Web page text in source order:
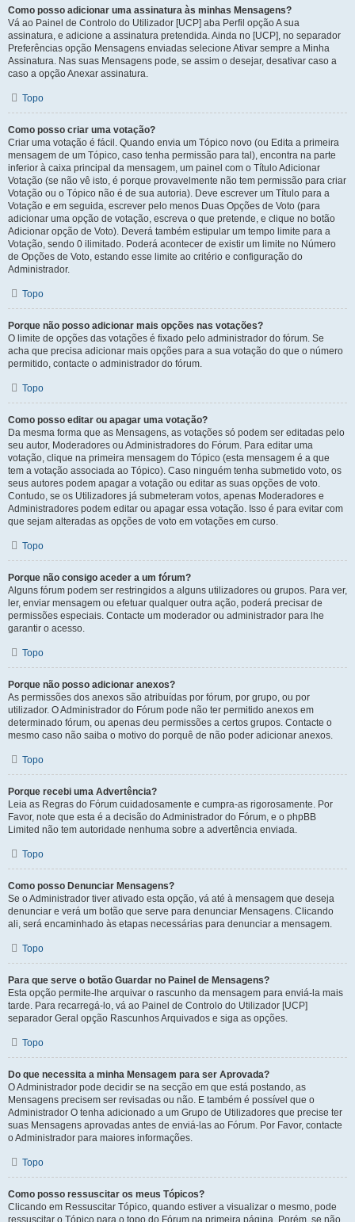
Como posso adicionar uma assinatura às minhas Mensagens?
Vá ao Painel de Controlo do Utilizador [UCP] aba Perfil opção A sua
assinatura, e adicione a assinatura pretendida. Ainda no [UCP], no separador
Preferências opção Mensagens enviadas selecione Ativar sempre a Minha
Assinatura. Nas suas Mensagens pode, se assim o desejar, desativar caso a
caso a opção Anexar assinatura.
Topo
Como posso criar uma votação?
Criar uma votação é fácil. Quando envia um Tópico novo (ou Edita a primeira
mensagem de um Tópico, caso tenha permissão para tal), encontra na parte
inferior à caixa principal da mensagem, um painel com o Título Adicionar
Votação (se não vê isto, é porque provavelmente não tem permissão para criar
Votação ou o Tópico não é de sua autoria). Deve escrever um Título para a
Votação e em seguida, escrever pelo menos Duas Opções de Voto (para
adicionar uma opção de votação, escreva o que pretende, e clique no botão
Adicionar opção de Voto). Deverá também estipular um tempo limite para a
Votação, sendo 0 ilimitado. Poderá acontecer de existir um limite no Número
de Opções de Voto, estando esse limite ao critério e configuração do
Administrador.
Topo
Porque não posso adicionar mais opções nas votações?
O limite de opções das votações é fixado pelo administrador do fórum. Se
acha que precisa adicionar mais opções para a sua votação do que o número
permitido, contacte o administrador do fórum.
Topo
Como posso editar ou apagar uma votação?
Da mesma forma que as Mensagens, as votações só podem ser editadas pelo
seu autor, Moderadores ou Administradores do Fórum. Para editar uma
votação, clique na primeira mensagem do Tópico (esta mensagem é a que
tem a votação associada ao Tópico). Caso ninguém tenha submetido voto, os
seus autores podem apagar a votação ou editar as suas opções de voto.
Contudo, se os Utilizadores já submeteram votos, apenas Moderadores e
Administradores podem editar ou apagar essa votação. Isso é para evitar com
que sejam alteradas as opções de voto em votações em curso.
Topo
Porque não consigo aceder a um fórum?
Alguns fórum podem ser restringidos a alguns utilizadores ou grupos. Para ver,
ler, enviar mensagem ou efetuar qualquer outra ação, poderá precisar de
permissões especiais. Contacte um moderador ou administrador para lhe
garantir o acesso.
Topo
Porque não posso adicionar anexos?
As permissões dos anexos são atribuídas por fórum, por grupo, ou por
utilizador. O Administrador do Fórum pode não ter permitido anexos em
determinado fórum, ou apenas deu permissões a certos grupos. Contacte o
mesmo caso não saiba o motivo do porquê de não poder adicionar anexos.
Topo
Porque recebi uma Advertência?
Leia as Regras do Fórum cuidadosamente e cumpra-as rigorosamente. Por
Favor, note que esta é a decisão do Administrador do Fórum, e o phpBB
Limited não tem autoridade nenhuma sobre a advertência enviada.
Topo
Como posso Denunciar Mensagens?
Se o Administrador tiver ativado esta opção, vá até à mensagem que deseja
denunciar e verá um botão que serve para denunciar Mensagens. Clicando
ali, será encaminhado às etapas necessárias para denunciar a mensagem.
Topo
Para que serve o botão Guardar no Painel de Mensagens?
Esta opção permite-lhe arquivar o rascunho da mensagem para enviá-la mais
tarde. Para recarregá-lo, vá ao Painel de Controlo do Utilizador [UCP]
separador Geral opção Rascunhos Arquivados e siga as opções.
Topo
Do que necessita a minha Mensagem para ser Aprovada?
O Administrador pode decidir se na secção em que está postando, as
Mensagens precisem ser revisadas ou não. E também é possível que o
Administrador O tenha adicionado a um Grupo de Utilizadores que precise ter
suas Mensagens aprovadas antes de enviá-las ao Fórum. Por Favor, contacte
o Administrador para maiores informações.
Topo
Como posso ressuscitar os meus Tópicos?
Clicando em Ressuscitar Tópico, quando estiver a visualizar o mesmo, pode
ressuscitar o Tópico para o topo do Fórum na primeira página. Porém, se não